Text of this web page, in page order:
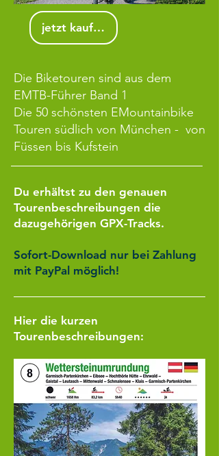
jetzt kaufen
Die Biketouren sind aus dem
EMTB-Führer Band 1
Die 50 schönsten EMountainbike
Touren südlich von München - von
Füssen bis Kufstein
Du erhältst zu den genauen
Tourenbeschreibungen die
dazugehörigen GPX-Tracks.
Sofort-Download nur bei Zahlung
mit PayPal möglich!
Hier die kurzen
Tourenbeschreibungen: